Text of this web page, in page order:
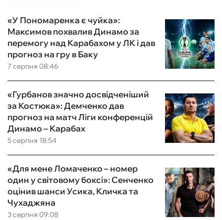
7 серпня 08:46
«У Пономаренка є чуйка»:
Максимов похвалив Динамо за
перемогу над Карабахом у ЛК і дав
прогноз на гру в Баку
5 серпня 18:54
«Гурбанов значно досвідченіший
за Костюка»: Демченко дав
прогноз на матч Ліги конференцій
Динамо – Карабах
3 серпня 09:08
«Для мене Ломаченко – номер
один у світовому боксі»: Сенченко
оцінив шанси Усика, Кличка та
Чухаджяна